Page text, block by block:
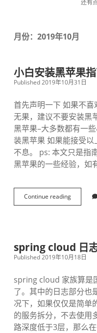
还有
月份：2019年10月
小白安装黑苹果
Published 2019年10月31日
首先声明一下 如果不
无果，建议不要安装黑
黑苹果–大多数都有一
装黑苹果 如果能接受
不息。 ps: 本文只是指
黑苹果的一些经验，如
Continue reading
白
果
指
spring cloud 日
Published 2019年10月18日
spring cloud 家族算是
了。其中的日志部分也
况下，如果仅仅是简单
的服务拆分，不去使用
路深度低于3层，那么